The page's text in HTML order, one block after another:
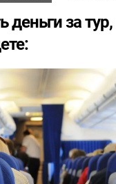
деньги за